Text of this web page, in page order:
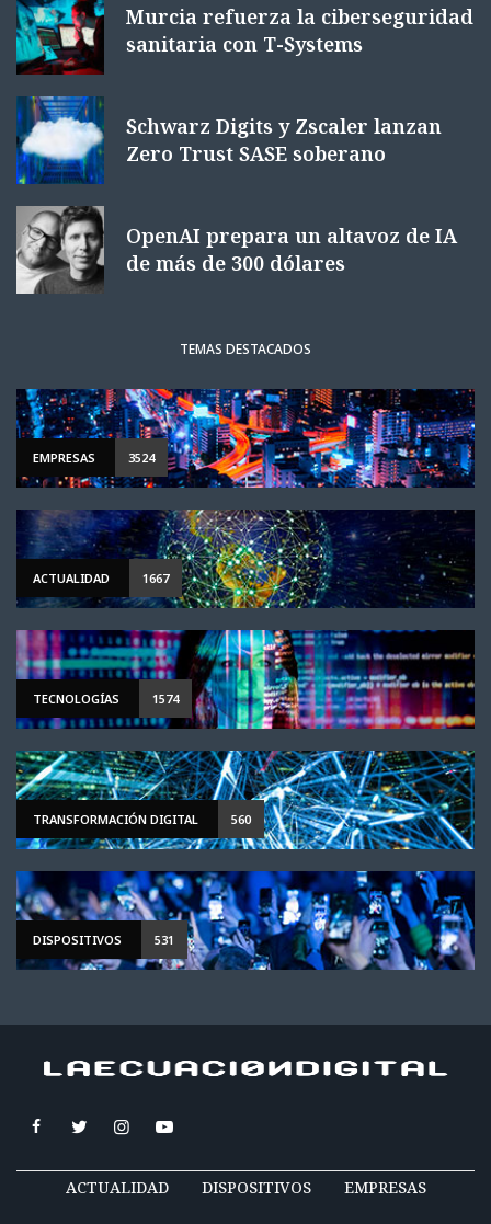
Murcia refuerza la ciberseguridad
sanitaria con T-Systems
Schwarz Digits y Zscaler lanzan
Zero Trust SASE soberano
OpenAI prepara un altavoz de IA
de más de 300 dólares
TEMAS DESTACADOS
EMPRESAS 3524
ACTUALIDAD 1667
TECNOLOGÍAS 1574
TRANSFORMACIÓN DIGITAL 560
DISPOSITIVOS 531
ACTUALIDAD DISPOSITIVOS EMPRESAS